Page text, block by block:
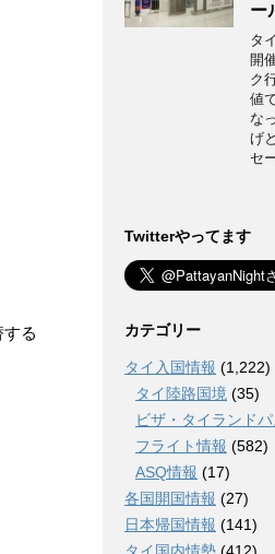
る
ー
タ
開
ク
値
な
げ
セ
Twitterやってます
カテゴリー
タイ入国情報 (1,222)
タイ陸路国境 (35)
ビザ・タイランド
フライト情報 (582)
ASQ情報 (17)
各国開国情報 (27)
日本帰国情報 (141)